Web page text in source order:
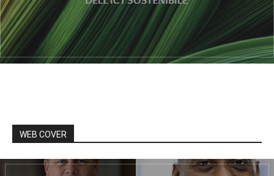
WEB COVER